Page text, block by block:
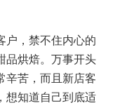
户，禁不住内心的
品烘焙。万事开头
辛苦，而且新店客
想知道自己到底适